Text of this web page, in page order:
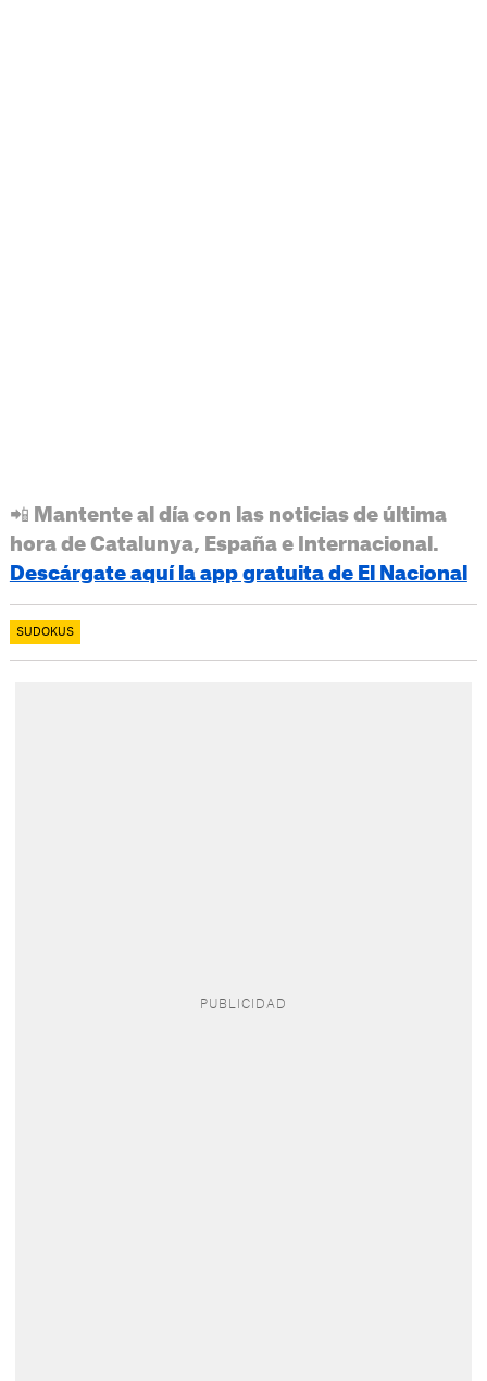
📲 Mantente al día con las noticias de última
hora de Catalunya, España e Internacional.
Descárgate aquí la app gratuita de El Nacional
SUDOKUS